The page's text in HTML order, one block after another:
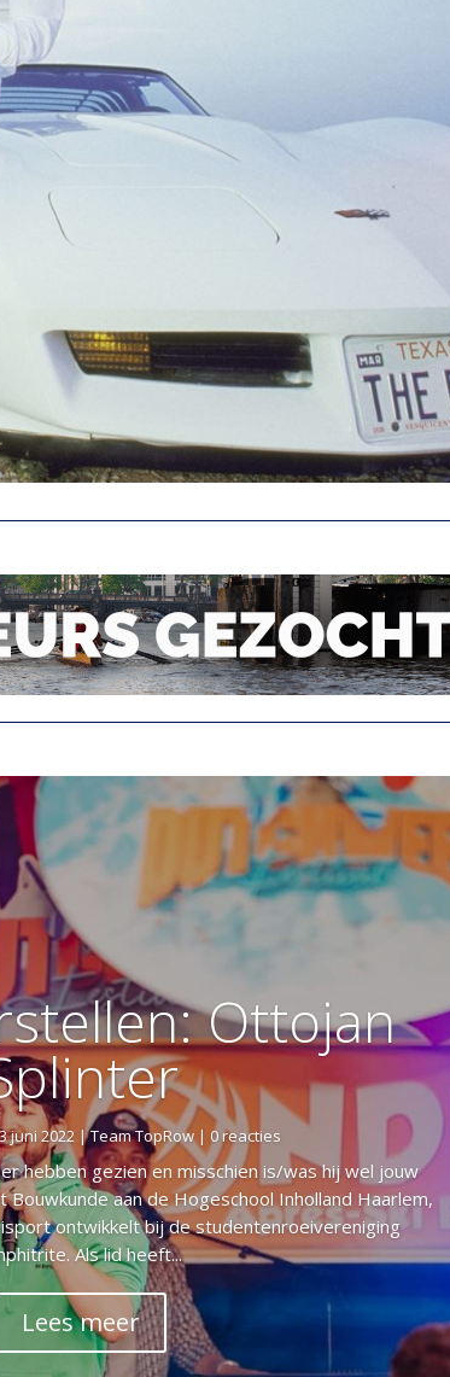
Ottojan
3 juni 2022 |Team TopRow| 0 reacties
hebben gezien en misschien is/was hij wel jouw
aan de Hogeschool Inholland Haarlem,
ontwikkelt bij de studentenroeivereniging
Als lid heeft...
Lees meer